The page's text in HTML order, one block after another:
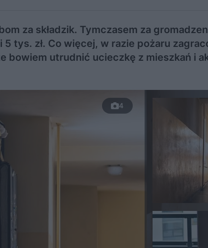
za składzik. Tymczasem za
tys. zł. Co więcej, w razie pożaru
bowiem utrudnić ucieczkę z mieszkań i
4